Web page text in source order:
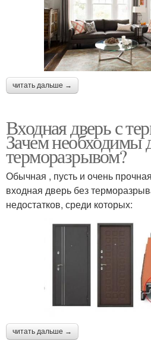
читать дальше →
Входная дверь с
Зачем необходимы
терморазрывом?
Обычная , пусть и очень
входная дверь без
недостатков, среди которых:
читать дальше →